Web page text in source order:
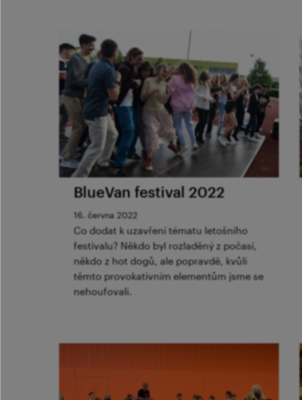
BlueVan festival 2022
16. června 2022
Co dodat k uzavření tématu letošního
festivalu? Někdo byl rozladěný z počasí,
někdo z hot dogů, ale popravdě, kvůli
těmto provokativním elementům jsme se
nehoufovali.